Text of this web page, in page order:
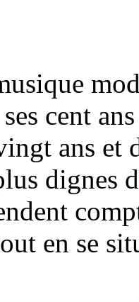
cent
ans et
dignes
en se